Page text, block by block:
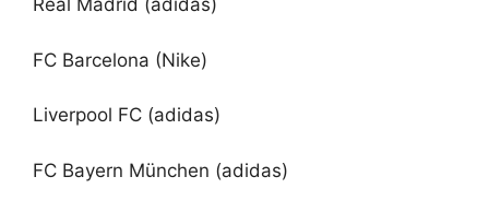
Real Madrid (adidas)
FC Barcelona (Nike)
Liverpool FC (adidas)
FC Bayern München (adidas)